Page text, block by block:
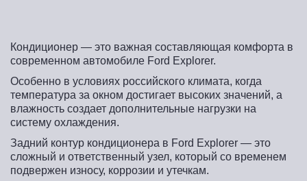
Кондиционер — это важная составляющая комфорта в
современном автомобиле Ford Explorer.
Особенно в условиях российского климата, когда
температура за окном достигает высоких значений, а
влажность создает дополнительные нагрузки на
систему охлаждения.
Задний контур кондиционера в Ford Explorer — это
сложный и ответственный узел, который со временем
подвержен износу, коррозии и утечкам.